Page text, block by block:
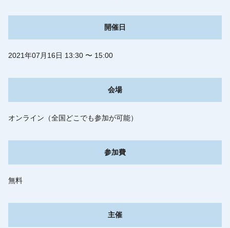
開催日
2021年07月16日 13:30 〜 15:00
会場
オンライン（全国どこでも参加が可能）
参加費
無料
主催